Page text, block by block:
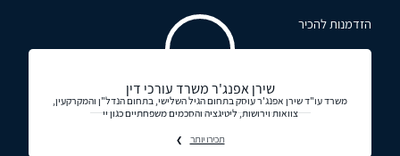
הזדמנות להכיר
שירן אפנג'ר משרד עורכי דין
משרד עו"ד שירן אפנג'ר עוסק בתחום הגיל השלישי, בתחום הנדל"ן והמקרקעין,
צוואות וירושות, ליטיגציה והסכמים משפחתיים כגון יי
תכירו יותר